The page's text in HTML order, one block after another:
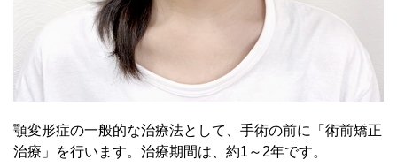
顎変形症の一般的な治療法として、手術の前に「術前矯正
治療」を行います。治療期間は、約1～2年です。